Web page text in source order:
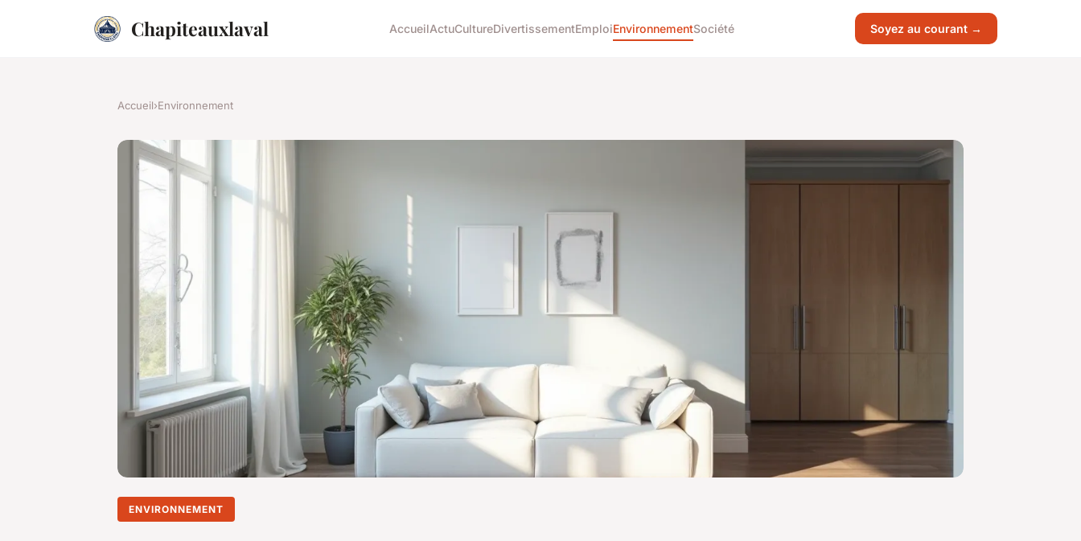
Chapiteauxlaval AccueilActuCultureDivertissementEmploiEnvironnementSociété Soyez au courant →
Accueil›Environnement
ENVIRONNEMENT